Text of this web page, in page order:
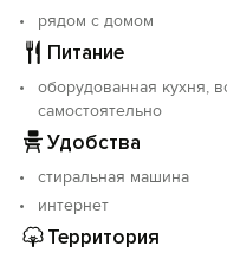
- санузел с душевой
фен для волос,
принадлежности
- холодильник,
- микроволновая печь,
- вся необходимая
- гладильная доска,
- мангальная зона,
- костровое место
рядом с домом
Питание
оборудованная кухня,
самостоятельно
Удобства
стиральная машина
интернет
Территория